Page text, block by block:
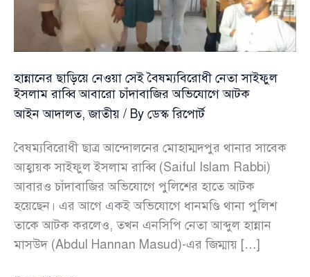
হান্নানের ছাড়িয়ে নেওয়া সেই বৈষম্যবিরোধী নেতা সাইফুল
ইসলাম রাব্বি আবারো চাঁদাবাজির অভিযোগে আটক
আইন আদালত,জাতীয় / By ডেস্ক রিপোর্ট
বৈষম্যবিরোধী ছাত্র আন্দোলনের মোহাম্মদপুর থানার সাবেক
আহ্বায়ক সাইফুল ইসলাম রাব্বি (Saiful Islam Rabbi)
আবারও চাঁদাবাজির অভিযোগে পুলিশের হাতে আটক
হয়েছেন। এর আগে একই অভিযোগে ধানমণ্ডি থানা পুলিশ
তাকে আটক করলেও, তখন এনসিপি নেতা আব্দুল হান্নান
মাসউদ (Abdul Hannan Masud)-এর জিম্মায় […]